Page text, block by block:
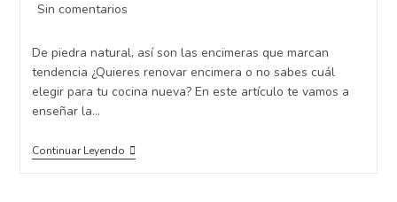
Sin comentarios
De piedra natural, así son las encimeras que marcan
tendencia ¿Quieres renovar encimera o no sabes cuál
elegir para tu cocina nueva? En este artículo te vamos a
enseñar la…
Continuar Leyendo